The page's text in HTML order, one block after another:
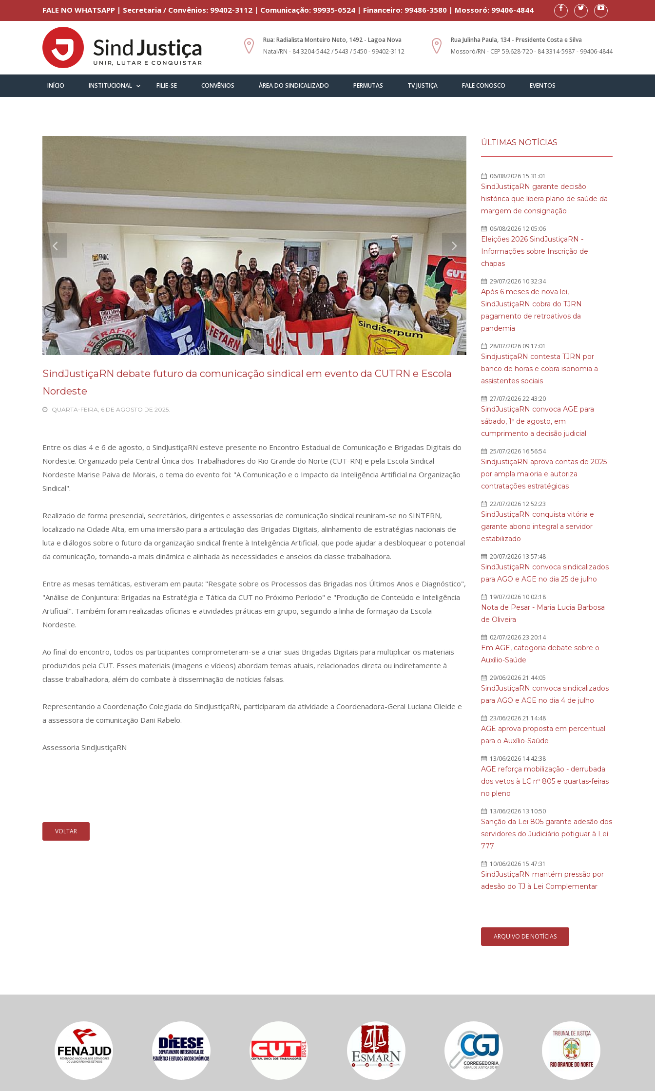
FALE NO WHATSAPP | Secretaria / Convênios: 99402-3112 | Comunicação: 99935-0524 | Financeiro: 99486-3580 | Mossoró: 99406-4844
Rua: Radialista Monteiro Neto, 1492 - Lagoa Nova
Natal/RN - 84 3204-5442 / 5443 / 5450 - 99402-3112
Rua Julinha Paula, 134 - Presidente Costa e Silva
Mossoró/RN - CEP 59.628-720 - 84 3314-5987 - 99406-4844
INÍCIO INSTITUCIONAL FILIE-SE CONVÊNIOS ÁREA DO SINDICALIZADO PERMUTAS TV JUSTIÇA FALE CONOSCO EVENTOS
SindJustiçaRN debate futuro da comunicação sindical em evento da CUTRN e Escola
Nordeste
QUARTA-FEIRA, 6 DE AGOSTO DE 2025.
Entre os dias 4 e 6 de agosto, o SindJustiçaRN esteve presente no Encontro Estadual de Comunicação e Brigadas Digitais do
Nordeste. Organizado pela Central Única dos Trabalhadores do Rio Grande do Norte (CUT-RN) e pela Escola Sindical
Nordeste Marise Paiva de Morais, o tema do evento foi: "A Comunicação e o Impacto da Inteligência Artificial na Organização
Sindical".
Realizado de forma presencial, secretários, dirigentes e assessorias de comunicação sindical reuniram-se no SINTERN,
localizado na Cidade Alta, em uma imersão para a articulação das Brigadas Digitais, alinhamento de estratégias nacionais de
luta e diálogos sobre o futuro da organização sindical frente à Inteligência Artificial, que pode ajudar a desbloquear o potencial
da comunicação, tornando-a mais dinâmica e alinhada às necessidades e anseios da classe trabalhadora.
Entre as mesas temáticas, estiveram em pauta: "Resgate sobre os Processos das Brigadas nos Últimos Anos e Diagnóstico",
"Análise de Conjuntura: Brigadas na Estratégia e Tática da CUT no Próximo Período" e "Produção de Conteúdo e Inteligência
Artificial". Também foram realizadas oficinas e atividades práticas em grupo, seguindo a linha de formação da Escola
Nordeste.
Ao final do encontro, todos os participantes comprometeram-se a criar suas Brigadas Digitais para multiplicar os materiais
produzidos pela CUT. Esses materiais (imagens e vídeos) abordam temas atuais, relacionados direta ou indiretamente à
classe trabalhadora, além do combate à disseminação de notícias falsas.
Representando a Coordenação Colegiada do SindJustiçaRN, participaram da atividade a Coordenadora-Geral Luciana Cileide e
a assessora de comunicação Dani Rabelo.
Assessoria SindJustiçaRN
VOLTAR
ÚLTIMAS NOTÍCIAS
06/08/2026 15:31:01
SindJustiçaRN garante decisão
histórica que libera plano de saúde da
margem de consignação
06/08/2026 12:05:06
Eleições 2026 SindJustiçaRN -
Informações sobre Inscrição de
chapas
29/07/2026 10:32:34
Após 6 meses de nova lei,
SindJustiçaRN cobra do TJRN
pagamento de retroativos da
pandemia
28/07/2026 09:17:01
SindjustiçaRN contesta TJRN por
banco de horas e cobra isonomia a
assistentes sociais
27/07/2026 22:43:20
SindJustiçaRN convoca AGE para
sábado, 1º de agosto, em
cumprimento a decisão judicial
25/07/2026 16:56:54
SindjustiçaRN aprova contas de 2025
por ampla maioria e autoriza
contratações estratégicas
22/07/2026 12:52:23
SindJustiçaRN conquista vitória e
garante abono integral a servidor
estabilizado
20/07/2026 13:57:48
SindJustiçaRN convoca sindicalizados
para AGO e AGE no dia 25 de julho
19/07/2026 10:02:18
Nota de Pesar - Maria Lucia Barbosa
de Oliveira
02/07/2026 23:20:14
Em AGE, categoria debate sobre o
Auxílio-Saúde
29/06/2026 21:44:05
SindJustiçaRN convoca sindicalizados
para AGO e AGE no dia 4 de julho
23/06/2026 21:14:48
AGE aprova proposta em percentual
para o Auxílio-Saúde
13/06/2026 14:42:38
AGE reforça mobilização - derrubada
dos vetos à LC nº 805 e quartas-feiras
no pleno
13/06/2026 13:10:50
Sanção da Lei 805 garante adesão dos
servidores do Judiciário potiguar à Lei
777
10/06/2026 15:47:31
SindJustiçaRN mantém pressão por
adesão do TJ à Lei Complementar
ARQUIVO DE NOTÍCIAS